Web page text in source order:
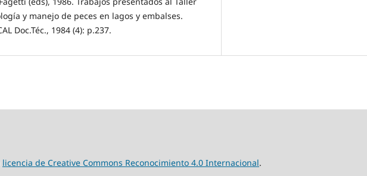
y manejo de peces en lagos y embalses.
Doc.Téc., 1984 (4): p.237.
licencia de Creative Commons Reconocimiento 4.0 Internacional.